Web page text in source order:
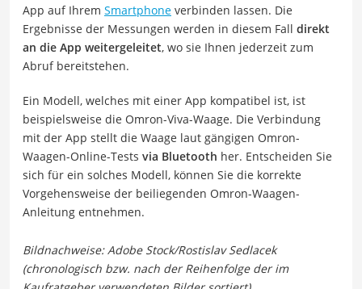
App auf Ihrem Smartphone verbinden lassen. Die
Ergebnisse der Messungen werden in diesem Fall direkt
an die App weitergeleitet, wo sie Ihnen jederzeit zum
Abruf bereitstehen.
Ein Modell, welches mit einer App kompatibel ist, ist
beispielsweise die Omron-Viva-Waage. Die Verbindung
mit der App stellt die Waage laut gängigen Omron-
Waagen-Online-Tests via Bluetooth her. Entscheiden Sie
sich für ein solches Modell, können Sie die korrekte
Vorgehensweise der beiliegenden Omron-Waagen-
Anleitung entnehmen.